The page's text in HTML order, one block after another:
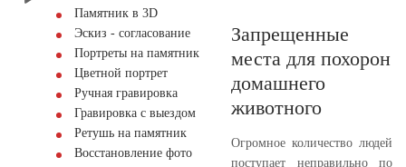
Памятник в 3D
Эскиз - согласование
Портреты на памятник
Цветной портрет
Ручная гравировка
Гравировка с выездом
Ретушь на памятник
Восстановление фото
Запрещенные
места для похорон
домашнего
животного
Огромное количество людей
поступает неправильно по